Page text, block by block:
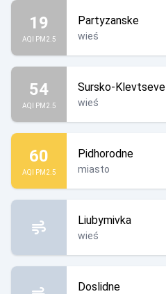
19
AQI PM2.5
Partyzanske
wieś
54
AQI PM2.5
Sursko-Klevtseve
wieś
60
AQI PM2.5
Pidhorodne
miasto
Liubymivka
wieś
Doslidne